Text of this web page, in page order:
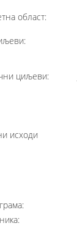
област:
циљеви:
исходи